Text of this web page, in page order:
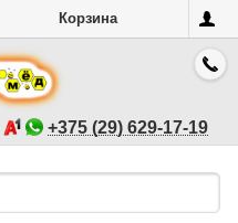
Корзина
+375 (29) 629-17-19